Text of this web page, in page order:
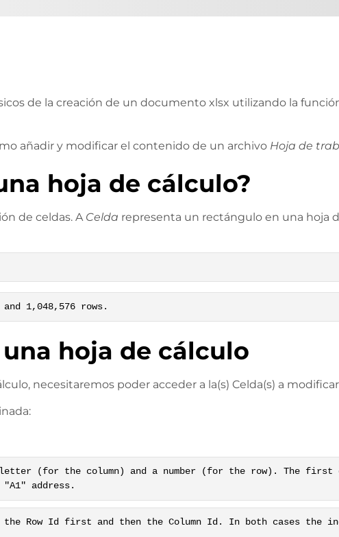
de la creación de un documento xlsx utilizando la
añadir y modificar el contenido de un archivo Hoja de
hoja de cálculo?
de celdas. A Celda representa un rectángulo en una hoja
and 1,048,576 rows.
hoja de cálculo
necesitaremos poder acceder a la(s) Celda(s) a
letter (for the column) and a number (for the row). The
address.
the Row Id first and then the Column Id. In both cases